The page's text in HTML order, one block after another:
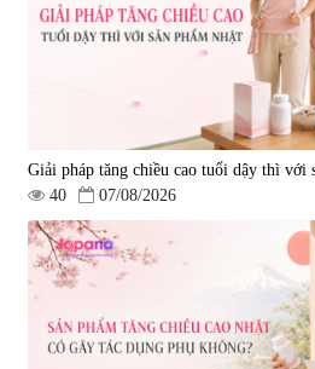
Giải pháp tăng chiều cao tuổi dậy thì với
40
07/08/2026